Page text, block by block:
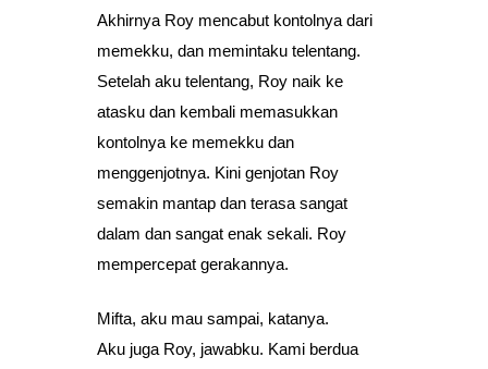
Akhirnya Roy mencabut kontolnya dari
memekku, dan memintaku telentang.
Setelah aku telentang, Roy naik ke
atasku dan kembali memasukkan
kontolnya ke memekku dan
menggenjotnya. Kini genjotan Roy
semakin mantap dan terasa sangat
dalam dan sangat enak sekali. Roy
mempercepat gerakannya.
Mifta, aku mau sampai, katanya.
Aku juga Roy, jawabku. Kami berdua